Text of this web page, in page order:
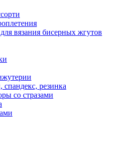
вязания бисерных жгутов
резинка
со стразами